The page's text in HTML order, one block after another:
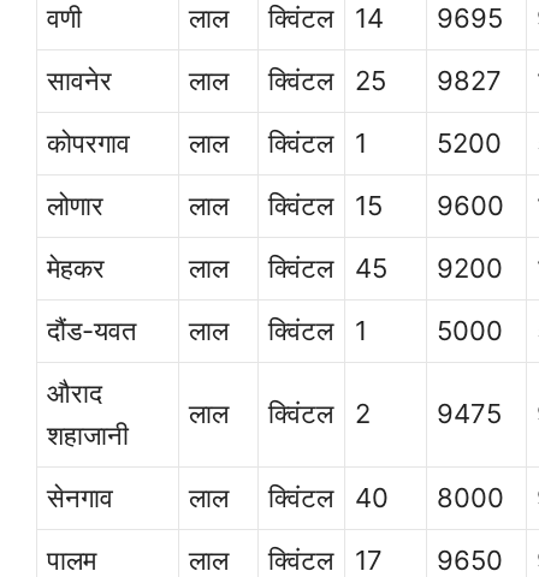
वणी
लाल क्विंटल 14 9695
सावनेर
लाल क्विंटल 25 9827
कोपरगाव
लाल क्विंटल 1 5200
लोणार
लाल क्विंटल 15 9600
मेहकर
लाल क्विंटल 45 9200
दौंड-यवत
लाल क्विंटल 1 5000
औराद
शहाजानी
लाल क्विंटल 2 9475
सेनगाव लाल क्विंटल 40 8000
पालम
लाल क्विंटल 17 9650